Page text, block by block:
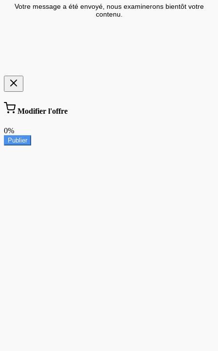
Votre message a été envoyé, nous examinerons bientôt votre
contenu.
Modifier l'offre
0%
Publier